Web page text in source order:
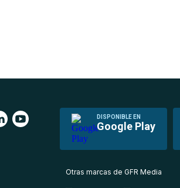
DISPONIBLE EN
Google Play
Otras marcas de GFR Media